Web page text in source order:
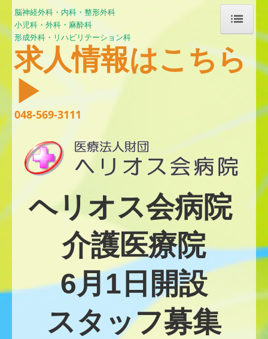
ホーム
外来診療と診療体制
面会についてのお知らせ
入院について
睡眠時無呼吸症候群の検査について
帯状疱疹予防ワクチン接種について
リハビリテーション科
脳ドックのご案内
交通案内
脳神経外科・内科・整形外科
小児科・外科・麻酔科
形成外科・リハビリテーション科
求人情報はこちら
▶
048-569-3111
ヘリオス会病院
介護医療院
6月1日開設
スタッフ募集